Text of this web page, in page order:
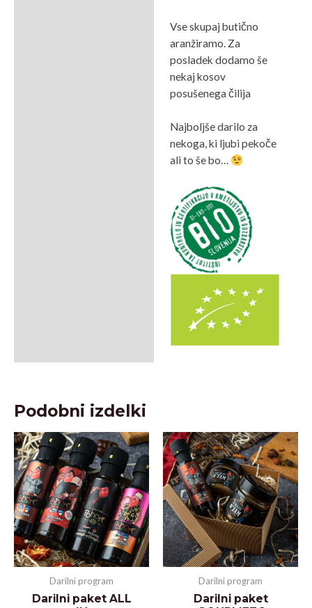
Vse skupaj butično
aranžiramo. Za
posladek dodamo še
nekaj kosov
posušenega čilija
Najboljše darilo za
nekoga, ki ljubi pekoče
ali to še bo…
Podobni izdelki
Darilni program
Darilni paket ALL
Darilni program
Darilni paket